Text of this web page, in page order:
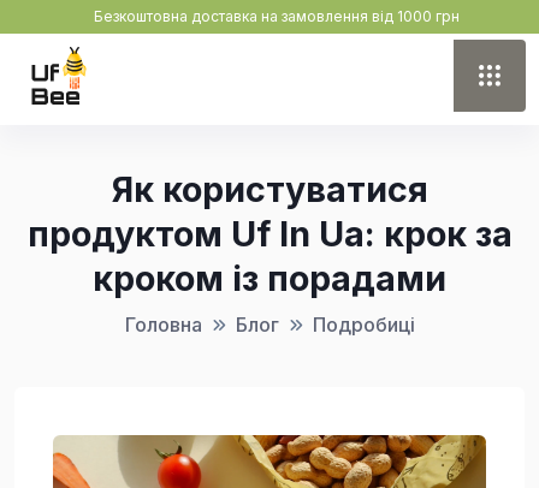
Безкоштовна доставка на замовлення від 1000 грн
Як користуватися
продуктом Uf In Ua: крок за
кроком із порадами
Головна Блог Подробиці